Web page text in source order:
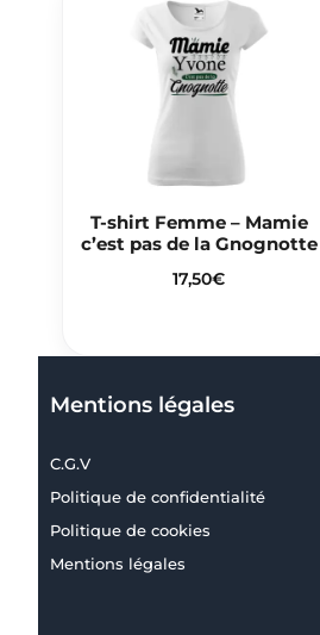
T-shirt Femme – Mamie
c’est pas de la Gnognotte
17,50€
Mentions légales
C.G.V
Politique de confidentialité
Politique de cookies
Mentions légales